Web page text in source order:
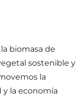
biomasa de
sostenible y
la
y la economía